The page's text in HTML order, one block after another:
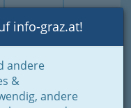
Login Toggle
info-graz.at!
andere
&
andere
& Wein
- Ing.